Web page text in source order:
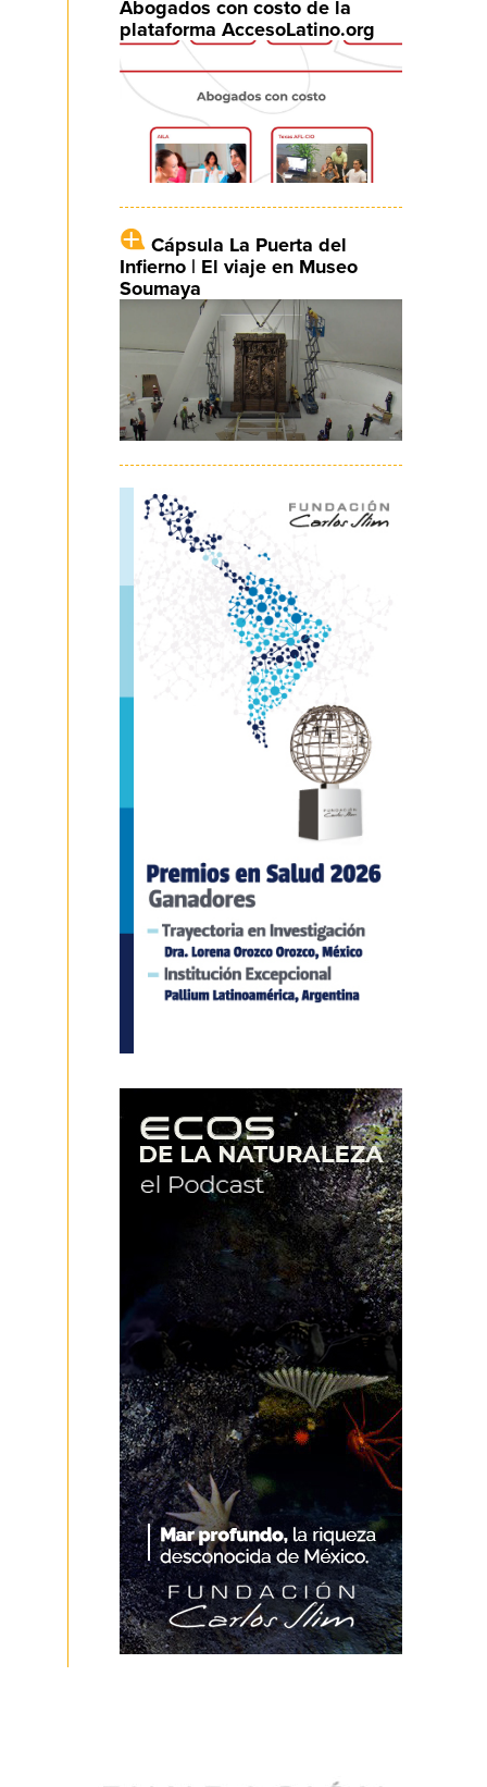
Abogados con costo de la
plataforma AccesoLatino.org
Cápsula La Puerta del
Infierno | El viaje en Museo
Soumaya